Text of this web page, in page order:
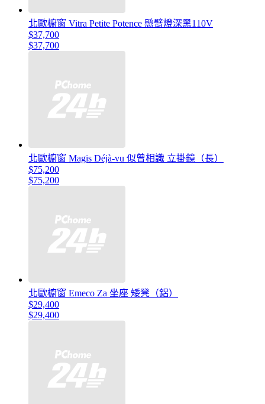
北歐櫥窗 Vitra Petite Potence 懸臂燈深黑110V
$37,700
$37,700
北歐櫥窗 Magis Déjà-vu 似曾相識 立掛鏡（長）
$75,200
$75,200
北歐櫥窗 Emeco Za 坐座 矮凳（鋁）
$29,400
$29,400